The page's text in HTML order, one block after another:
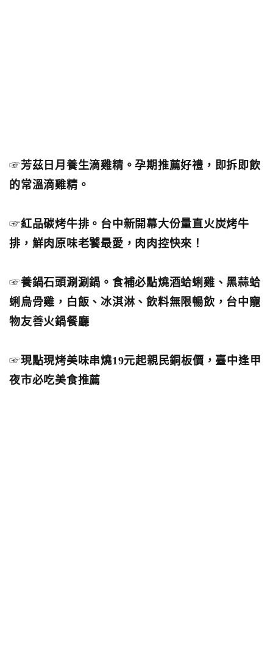
☞芳茲日月養生滴雞精。孕期推薦好禮，即拆即飲
的常溫滴雞精。
☞紅品碳烤牛排。台中新開幕大份量直火炭烤牛
排，鮮肉原味老饕最愛，肉肉控快來！
☞養鍋石頭涮涮鍋。食補必點燒酒蛤蜊雞、黑蒜蛤
蜊烏骨雞，白飯、冰淇淋、飲料無限暢飲，台中寵
物友善火鍋餐廳
☞現點現烤美味串燒19元起親民銅板價，臺中逢甲
夜市必吃美食推薦